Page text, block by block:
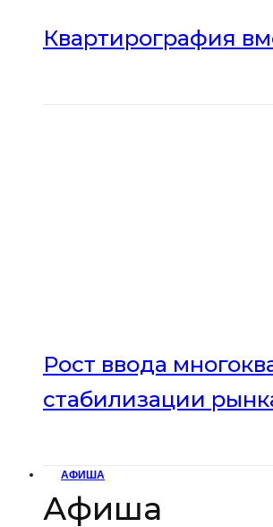
Квартирография
Рост ввода
стабилизации
АФИША
Афиша